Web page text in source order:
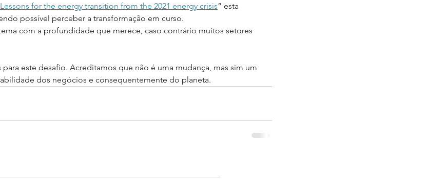
Lessons for the energy transition from the 2021 energy crisis” esta
possível perceber a transformação em curso.
com a profundidade que merece, caso contrário muitos setores
para este desafio. Acreditamos que não é uma mudança, mas sim um
dos negócios e consequentemente do planeta.